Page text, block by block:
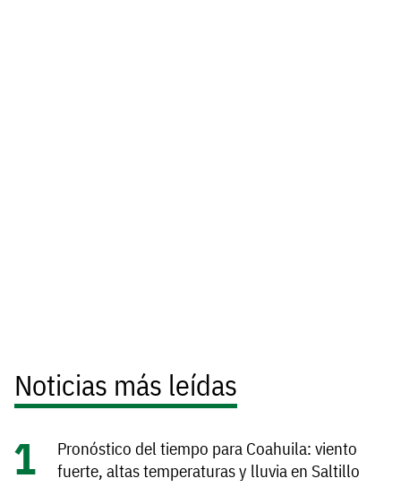
Noticias más leídas
Pronóstico del tiempo para Coahuila: viento
fuerte, altas temperaturas y lluvia en Saltillo